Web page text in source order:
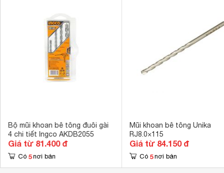
Bộ mũi khoan bê tông đuôi gài
4 chi tiết Ingco AKDB2055
Giá từ 81.400 đ
Có 5 nơi bán
Mũi khoan bê tông Unika
RJ8.0×115
Giá từ 84.150 đ
Có 5 nơi bán